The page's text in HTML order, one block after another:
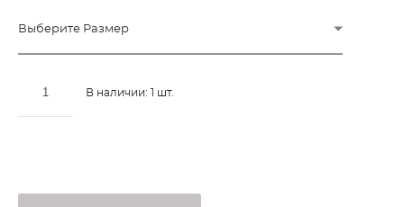
Выберите Размер
В наличии: шт.